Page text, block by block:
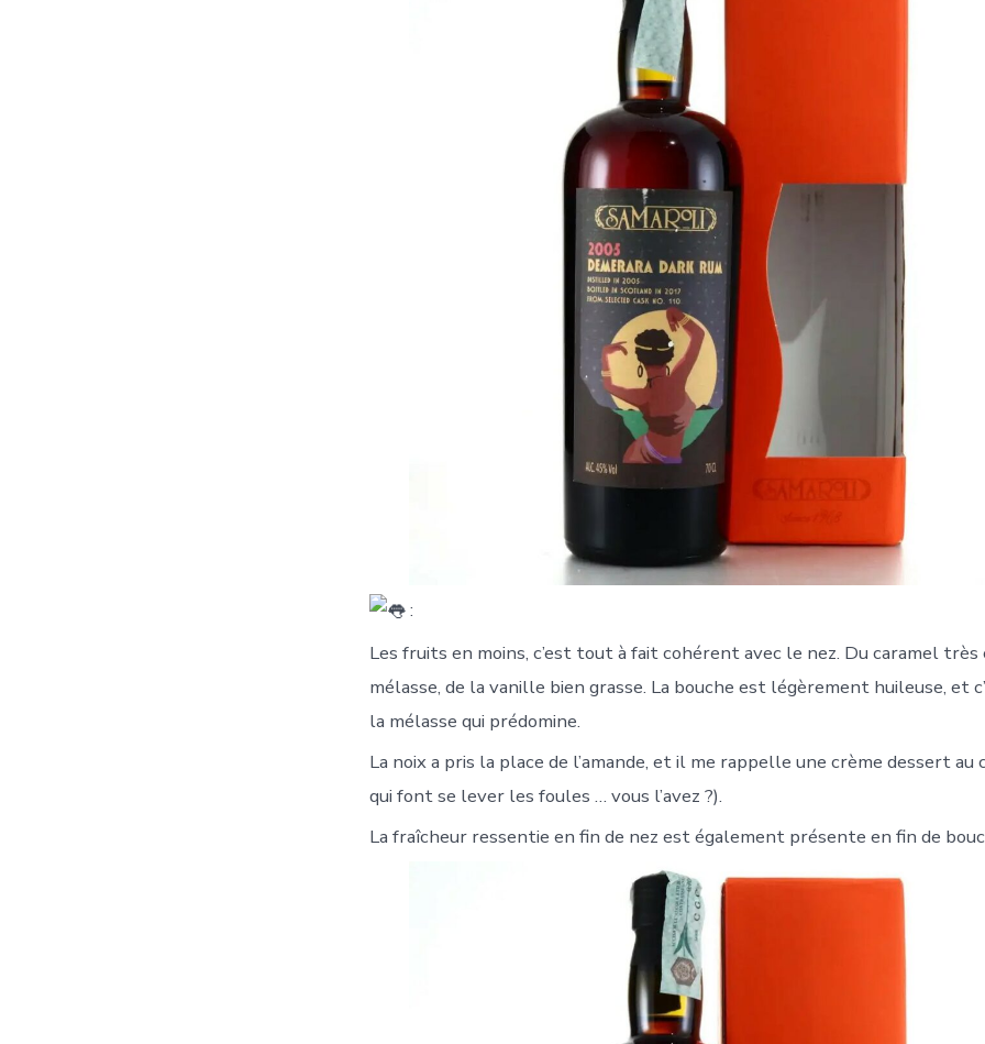
:
Les fruits en moins, c’est tout à fait cohérent avec le nez. Du caramel très
mélasse, de la vanille bien grasse. La bouche est légèrement huileuse, et
la mélasse qui prédomine.
La noix a pris la place de l’amande, et il me rappelle une crème dessert au
qui font se lever les foules … vous l’avez ?).
La fraîcheur ressentie en fin de nez est également présente en fin de